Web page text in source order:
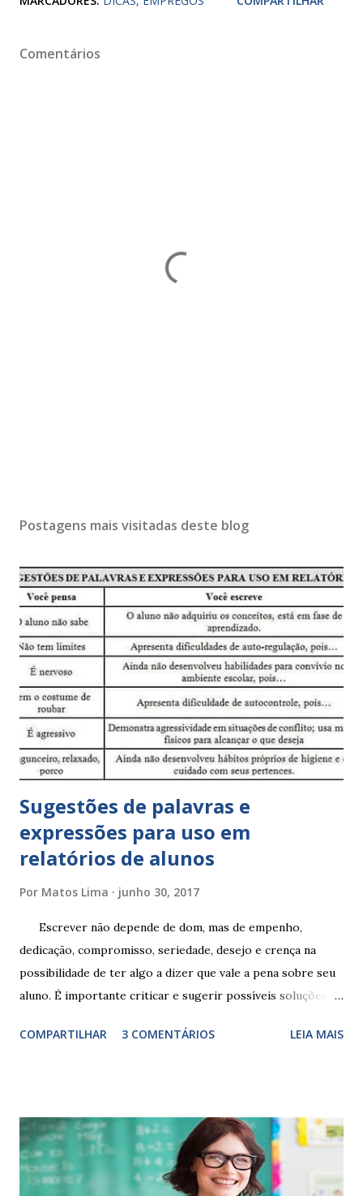
Comentários
Postagens mais visitadas deste blog
Sugestões de palavras e
expressões para uso em
relatórios de alunos
Por Matos Lima junho 30, 2017
Escrever não depende de dom, mas de empenho,
dedicação, compromisso, seriedade, desejo e crença na
possibilidade de ter algo a dizer que vale a pena sobre seu
aluno. É importante criticar e sugerir possíveis soluções.
exercitação. E encontrar a melhor maneira de expressar o
sempre as intervenções feitas para ações apresentadas,
isso ressalta trabalho. SUGESTÕES DE PALAVRAS E
EXPRESSÕES PARA USO EM RELATÓRIOS Você pensa Você
COMPARTILHAR 3 COMENTÁRIOS LEIA MAIS